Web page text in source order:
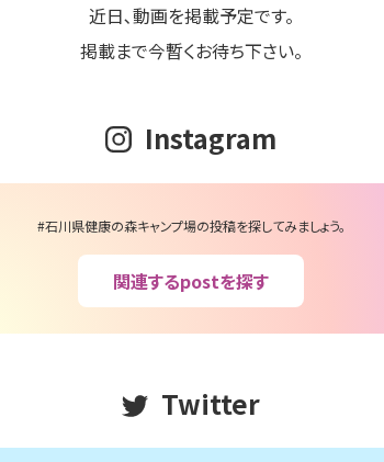
近日､動画を掲載予定です。
掲載まで今暫くお待ち下さい。
Instagram
#石川県健康の森キャンプ場の投稿を探してみましょう。
関連するpostを探す
Twitter